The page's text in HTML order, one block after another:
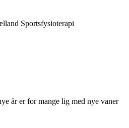
Sportsfysioterapi
år er for mange lig med nye vaner